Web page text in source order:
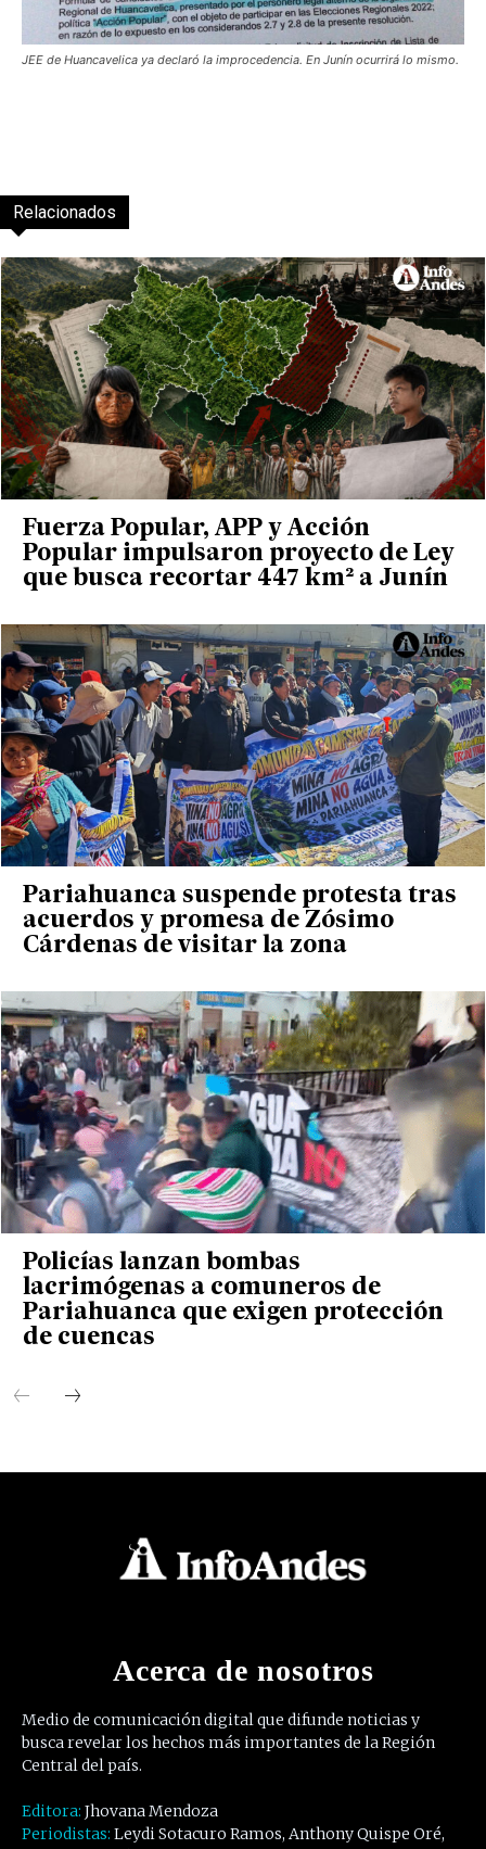
JEE de Huancavelica ya declaró la improcedencia. En Junín ocurrirá lo mismo.
Relacionados
Fuerza Popular, APP y Acción
Popular impulsaron proyecto de Ley
que busca recortar 447 km² a Junín
Pariahuanca suspende protesta tras
acuerdos y promesa de Zósimo
Cárdenas de visitar la zona
Policías lanzan bombas
lacrimógenas a comuneros de
Pariahuanca que exigen protección
de cuencas
Acerca de nosotros
Medio de comunicación digital que difunde noticias y
busca revelar los hechos más importantes de la Región
Central del país.
Editora: Jhovana Mendoza
Periodistas: Leydi Sotacuro Ramos, Anthony Quispe Oré,